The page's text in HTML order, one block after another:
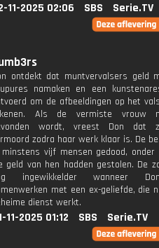
11-2025 02:06 SBS Serie.TV
ontdekt dat muntvervalsers geld
namaken en een
om de afbeeldingen op het
Als de vermiste vrouw
wordt, vreest Don dat
zodra haar werk klaar is. De
vijf mensen gedood,
geld van hen hadden gestolen. De
ingewikkelder wanneer
met een ex-geliefde, die
dienst werkt.
11-2025 01:12 SBS Serie.TV